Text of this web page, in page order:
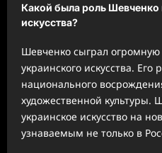
Какой была роль Шевченко
искусства?
Шевченко сыграл огромную
украинского искусства.
национального
художественной культуры.
украинское искусство на
узнаваемым не только в